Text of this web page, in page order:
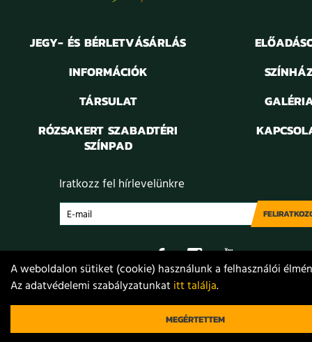
JEGY- ÉS BÉRLETVÁSÁRLÁS
INFORMÁCIÓK
TÁRSULAT
RÓZSAKERT SZABADTÉRI
SZÍNPAD
Iratkozz fel hírlevelünkre
Adatvédelem Jogi nyilatkozat Projektek
© 2021. Móricz Zsigmond Színház
A weboldalon sütiket (cookie) használunk a felhasználói
Az adatvédelemi szabályzatunkatitt találja.
MEGÉRTETTEM